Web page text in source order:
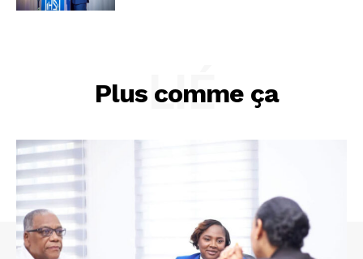
Plus comme ça
LIÉ